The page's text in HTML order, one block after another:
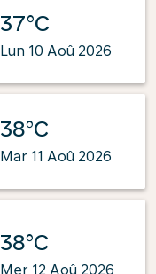
37°C
Lun 10 Aoû 2026
38°C
Mar 11 Aoû 2026
38°C
Mer 12 Aoû 2026